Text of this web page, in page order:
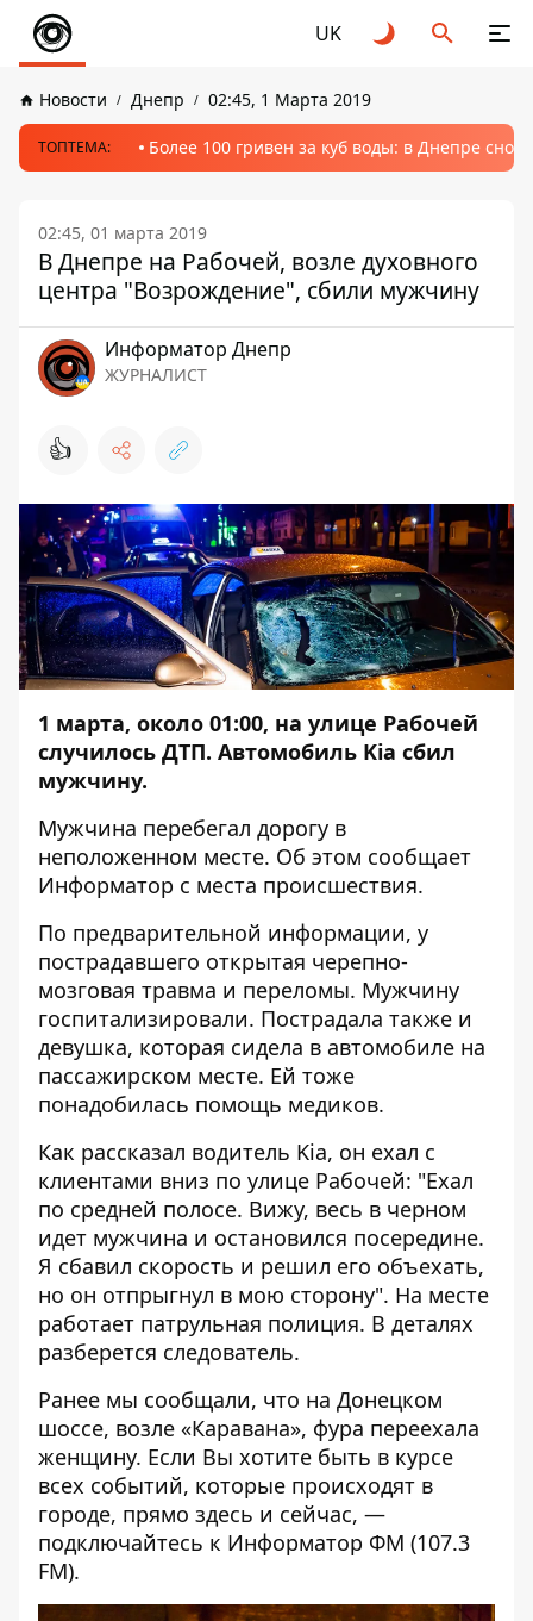
UK
Новости Днепр 02:45, 1 Марта 2019
ТОПТЕМА: Более 100 гривен за куб воды: в Днепре
02:45, 01 марта 2019
В Днепре на Рабочей, возле духовного
центра "Возрождение", сбили мужчину
Информатор Днепр
ЖУРНАЛИСТ
👍
1 марта, около 01:00, на улице Рабочей
случилось ДТП. Автомобиль Kia сбил
мужчину.
Мужчина перебегал дорогу в
неположенном месте. Об этом сообщает
Информатор с места происшествия.
По предварительной информации, у
пострадавшего открытая черепно-
мозговая травма и переломы. Мужчину
госпитализировали. Пострадала также и
девушка, которая сидела в автомобиле на
пассажирском месте. Ей тоже
понадобилась помощь медиков.
Как рассказал водитель Kia, он ехал с
клиентами вниз по улице Рабочей: "Ехал
по средней полосе. Вижу, весь в черном
идет мужчина и остановился посередине.
Я сбавил скорость и решил его объехать,
но он отпрыгнул в мою сторону". На месте
работает патрульная полиция. В деталях
разберется следователь.
Ранее мы сообщали, что на Донецком
шоссе, возле «Каравана», фура переехала
женщину. Если Вы хотите быть в курсе
всех событий, которые происходят в
городе, прямо здесь и сейчас, —
подключайтесь к Информатор ФМ (107.3
FM).